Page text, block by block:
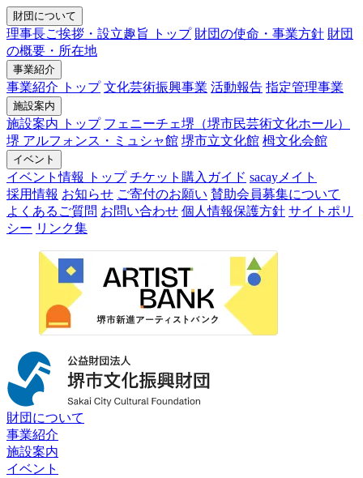
財団について
理事長ご挨拶・設立趣旨 トップ 財団の使命・事業方針 財団
の概要・所在地
事業紹介
事業紹介 トップ 文化芸術振興事業 活動報告 指定管理事業
施設案内
施設案内 トップ フェニーチェ堺（堺市民芸術文化ホール）
堺 アルフォンス・ミュシャ館 堺市立文化館 栂文化会館
イベント
イベント情報 トップ チケット購入ガイド sacayメイト
採用情報 お知らせ ご寄付のお願い 賛助会員募集について
よくあるご質問 お問い合わせ 個人情報保護方針 サイトポリ
シー リンク集
財団について
事業紹介
施設案内
イベント